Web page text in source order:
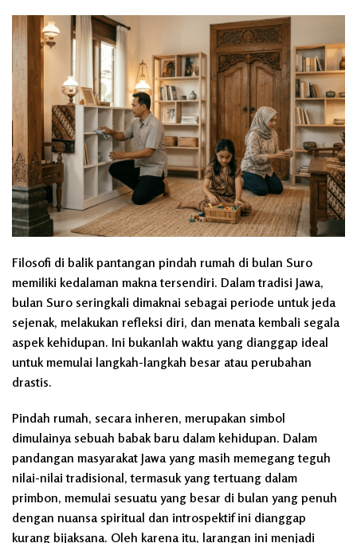
Filosofi di balik pantangan pindah rumah di bulan Suro
memiliki kedalaman makna tersendiri. Dalam tradisi Jawa,
bulan Suro seringkali dimaknai sebagai periode untuk jeda
sejenak, melakukan refleksi diri, dan menata kembali segala
aspek kehidupan. Ini bukanlah waktu yang dianggap ideal
untuk memulai langkah-langkah besar atau perubahan
drastis.
Pindah rumah, secara inheren, merupakan simbol
dimulainya sebuah babak baru dalam kehidupan. Dalam
pandangan masyarakat Jawa yang masih memegang teguh
nilai-nilai tradisional, termasuk yang tertuang dalam
primbon, memulai sesuatu yang besar di bulan yang penuh
dengan nuansa spiritual dan introspektif ini dianggap
kurang bijaksana. Oleh karena itu, larangan ini menjadi